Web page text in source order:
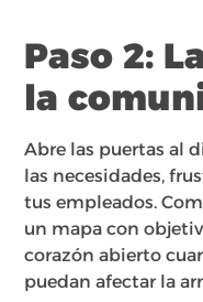
Paso 2:
la
Abre las puertas al
las necesidades,
tus empleados.
un mapa con
corazón abierto
puedan afectar la